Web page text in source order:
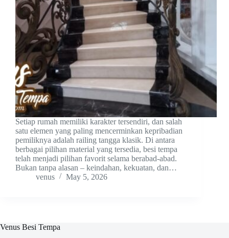
Setiap rumah memiliki karakter tersendiri, dan salah
satu elemen yang paling mencerminkan kepribadian
pemiliknya adalah railing tangga klasik. Di antara
berbagai pilihan material yang tersedia, besi tempa
telah menjadi pilihan favorit selama berabad-abad.
Bukan tanpa alasan – keindahan, kekuatan, dan…
venus
May 5, 2026
Venus Besi Tempa